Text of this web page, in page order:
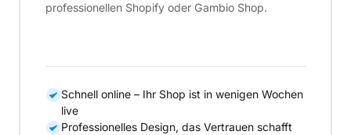
professionellen Shopify oder Gambio Shop.
Schnell online – Ihr Shop ist in wenigen Wochen
live
Professionelles Design, das Vertrauen schafft